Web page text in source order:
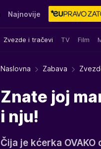
Najnovije
Zvezde i tračevi TV Film
Stvar ukusa Yumama
Naslovna Zabava
Znate joj
i nju!
Čija je kćerka